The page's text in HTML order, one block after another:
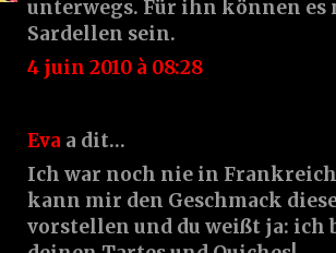
unterwegs. Für ihn können es
Sardellen sein.
4 juin 2010 à 08:28
Eva a dit…
Ich war noch nie in
kann mir den Geschmack
vorstellen und du weißt ja: ich